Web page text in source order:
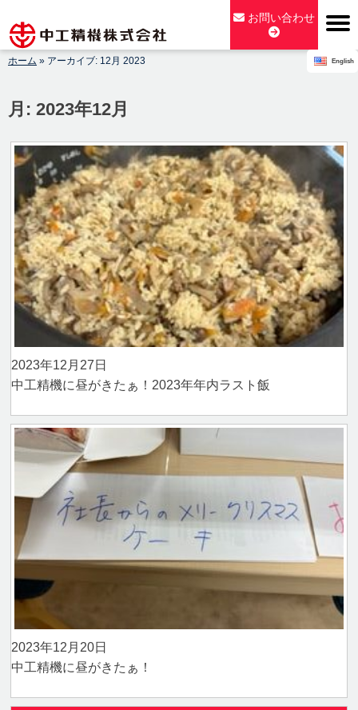
content
English
お問い合わせ
ホーム » アーカイブ: 12月 2023
月: 2023年12月
2023年12月27日
中工精機に昼がきたぁ！2023年年内ラスト飯
2023年12月20日
中工精機に昼がきたぁ！